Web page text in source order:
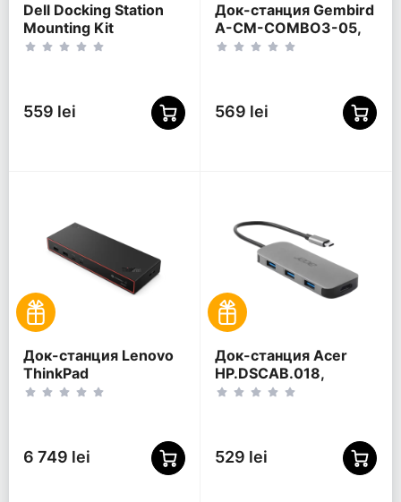
Dell Docking Station
Mounting Kit
559 lei
Док-станция Gembird
A-CM-COMBO3-05,
Черный
569 lei
Док-станция Lenovo
ThinkPad
ThunderboltTM 4
6 749 lei
Док-станция Acer
HP.DSCAB.018,
Серебристый
529 lei